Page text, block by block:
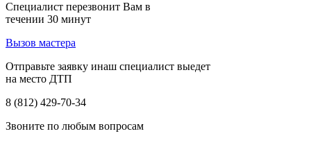
Специалист перезвонит Вам в
течении 30 минут
Вызов мастера
Отправьте заявку инаш специалист выедет
на место ДТП
8 (812) 429-70-34
Звоните по любым вопросам